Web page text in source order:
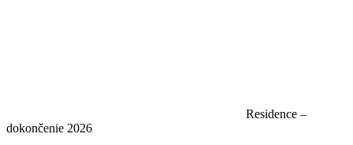
Residence –
dokončenie 2026